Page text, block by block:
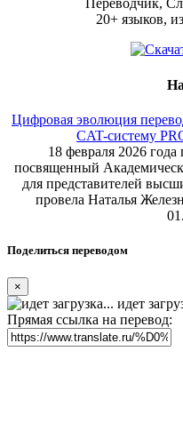
Переводчик,
20+ языков,
Цифровая эволюция
CAT-систему
18 февраля 2026
посвященный
для представителей
провела Наталья
Поделиться переводом
×
идет
Прямая ссылка на перевод: